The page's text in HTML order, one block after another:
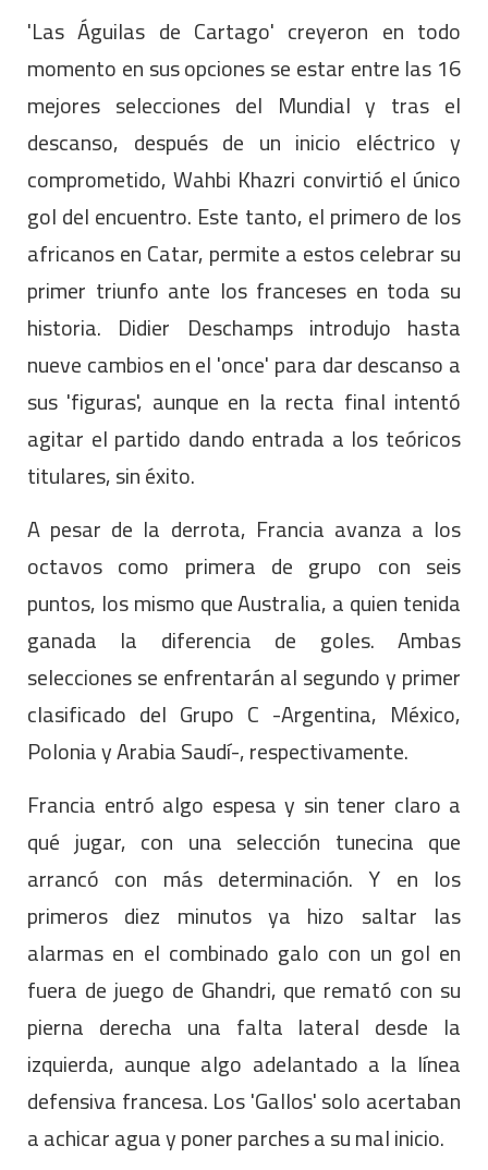
'Las Águilas de Cartago' creyeron en todo
momento en sus opciones se estar entre las 16
mejores selecciones del Mundial y tras el
descanso, después de un inicio eléctrico y
comprometido, Wahbi Khazri convirtió el único
gol del encuentro. Este tanto, el primero de los
africanos en Catar, permite a estos celebrar su
primer triunfo ante los franceses en toda su
historia. Didier Deschamps introdujo hasta
nueve cambios en el 'once' para dar descanso a
sus 'figuras', aunque en la recta final intentó
agitar el partido dando entrada a los teóricos
titulares, sin éxito.
A pesar de la derrota, Francia avanza a los
octavos como primera de grupo con seis
puntos, los mismo que Australia, a quien tenida
ganada la diferencia de goles. Ambas
selecciones se enfrentarán al segundo y primer
clasificado del Grupo C -Argentina, México,
Polonia y Arabia Saudí-, respectivamente.
Francia entró algo espesa y sin tener claro a
qué jugar, con una selección tunecina que
arrancó con más determinación. Y en los
primeros diez minutos ya hizo saltar las
alarmas en el combinado galo con un gol en
fuera de juego de Ghandri, que remató con su
pierna derecha una falta lateral desde la
izquierda, aunque algo adelantado a la línea
defensiva francesa. Los 'Gallos' solo acertaban
a achicar agua y poner parches a su mal inicio.